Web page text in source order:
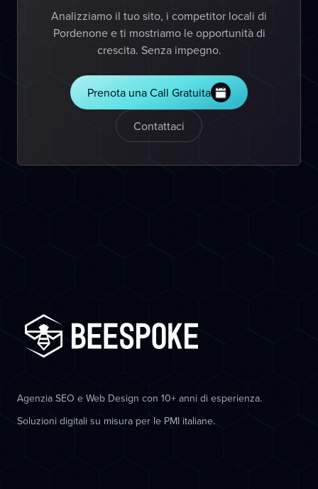
Analizziamo il tuo sito, i competitor locali di
Pordenone e ti mostriamo le opportunità di
crescita. Senza impegno.
Prenota una Call Gratuita
Contattaci
Agenzia SEO e Web Design con 10+ anni di esperienza.
Soluzioni digitali su misura per le PMI italiane.